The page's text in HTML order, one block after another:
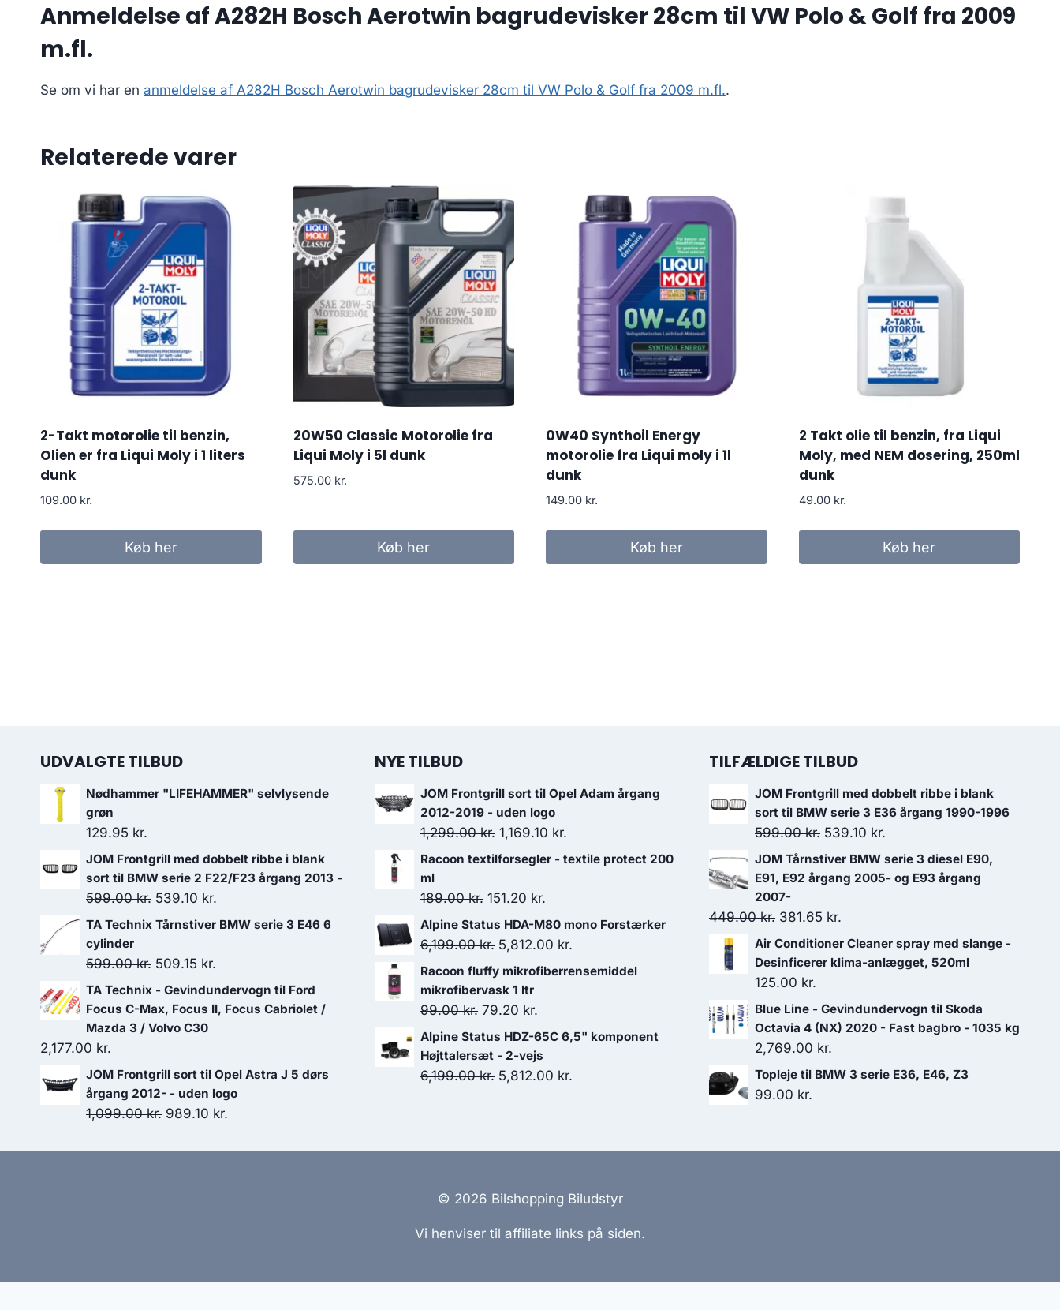
Anmeldelse af A282H Bosch Aerotwin bagrudevisker 28cm til VW Polo & Golf fra 2009
m.fl.
Se om vi har en anmeldelse af A282H Bosch Aerotwin bagrudevisker 28cm til VW Polo & Golf fra 2009 m.fl..
Relaterede varer
2-Takt motorolie til benzin,
Olien er fra Liqui Moly i 1 liters
dunk
109.00 kr.
Køb her
20W50 Classic Motorolie fra
Liqui Moly i 5l dunk
575.00 kr.
Køb her
0W40 Synthoil Energy
motorolie fra Liqui moly i 1l
dunk
149.00 kr.
Køb her
2 Takt olie til benzin, fra Liqui
Moly, med NEM dosering, 250ml
dunk
49.00 kr.
Køb her
UDVALGTE TILBUD
Nødhammer "LIFEHAMMER" selvlysende
grøn
129.95 kr.
JOM Frontgrill med dobbelt ribbe i blank
sort til BMW serie 2 F22/F23 årgang 2013 -
599.00kr. Den
oprindelige
var:
599.00 kr..
539.10 kr.
aktuelle
539.10 kr..
TA Technix Tårnstiver BMW serie 3 E46 6
cylinder
599.00kr. Den
oprindelige
pris
var:
509.15 kr.
aktuelle
pris
TA Technix - Gevindundervogn til Ford
Focus C-Max, Focus II, Focus Cabriolet /
Mazda 3 / Volvo C30
2,177.00 kr.
JOM Frontgrill sort til Opel Astra J 5 dørs
årgang 2012- - uden logo
1,099.00kr. Den
pris
989.10 kr.
pris
NYE TILBUD
JOM Frontgrill sort til Opel Adam årgang
2012-2019 - uden logo
1,299.00kr. Den
oprindelige
var:
1,299.00 kr..
1,169.10 kr.
aktuelle
1,169.10 kr..
Racoon textilforsegler - textile protect 200
ml
189.00kr. Den
oprindelige
pris
189.00 kr..
151.20 kr.
aktuelle
pris
Alpine Status HDA-M80 mono Forstærker
6,199.00kr. Den
oprindelige
pris
var:
6,199.00 kr..
5,812.00 kr.
aktuelle
5,812.00 kr..
Racoon fluffy mikrofiberrensemiddel
mikrofibervask 1 ltr
99.00kr. Den
oprindelige
pris
var:
79.20 kr.
aktuelle
pris
er:
Alpine Status HDZ-65C 6,5" komponent
Højttalersæt - 2-vejs
6,199.00kr. Den
5,812.00 kr.
TILFÆLDIGE TILBUD
JOM Frontgrill med dobbelt ribbe i blank
sort til BMW serie 3 E36 årgang 1990-1996
599.00kr. Den
oprindelige
pris
599.00 kr..
539.10 kr.
aktuelle
pris
JOM Tårnstiver BMW serie 3 diesel E90,
E91, E92 årgang 2005- og E93 årgang
2007-
449.00kr. Den
oprindelige
pris
var:
449.00 kr..
381.65 kr.
aktuelle
pris
381.65 kr..
Air Conditioner Cleaner spray med slange -
Desinficerer klima-anlægget, 520ml
125.00 kr.
Blue Line - Gevindundervogn til Skoda
Octavia 4 (NX) 2020 - Fast bagbro - 1035 kg
2,769.00 kr.
Topleje til BMW 3 serie E36, E46, Z3
99.00 kr.
© 2026 Bilshopping Biludstyr
Vi henviser til affiliate links på siden.